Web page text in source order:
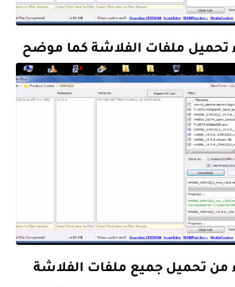
من تحميل جميع ملفات الفلاشة